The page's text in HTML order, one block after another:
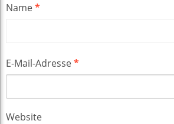
Name*
E-Mail-Adresse*
Website